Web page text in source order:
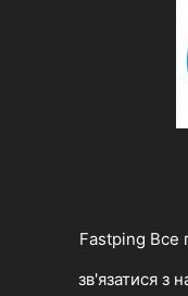
Fastping Все
зв'язатися з